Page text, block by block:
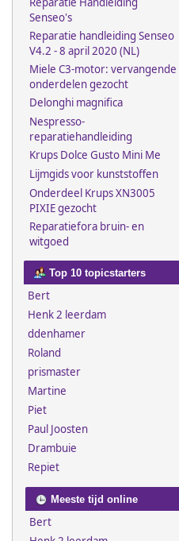
Senseo's
Reparatie handleiding Senseo
V4.2 - 8 april 2020 (NL)
Miele C3-motor: vervangende
onderdelen gezocht
Delonghi magnifica
Nespresso-
reparatiehandleiding
Krups Dolce Gusto Mini Me
Lijmgids voor kunststoffen
Onderdeel Krups XN3005
PIXIE gezocht
Reparatiefora bruin- en
witgoed
Top 10 topicstarters
Bert
Henk 2 leerdam
ddenhamer
Roland
prismaster
Martine
Piet
Paul Joosten
Drambuie
Repiet
Meeste tijd online
Bert